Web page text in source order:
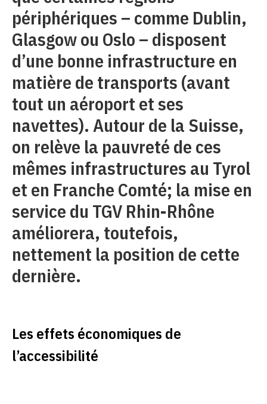
périphériques – comme Dublin,
Glasgow ou Oslo – disposent
d’une bonne infrastructure en
matière de transports (avant
tout un aéroport et ses
navettes). Autour de la Suisse,
on relève la pauvreté de ces
mêmes infrastructures au Tyrol
et en Franche Comté; la mise en
service du TGV Rhin-Rhône
améliorera, toutefois,
nettement la position de cette
dernière.
Les effets économiques de
l’accessibilité